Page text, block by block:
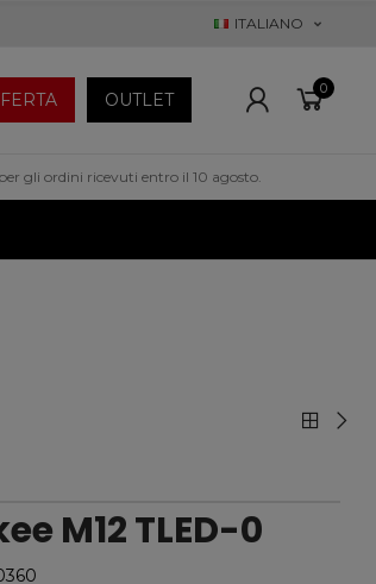
ITALIANO
OUTLET
0
gli ordini ricevuti entro il 10 agosto.
M12 TLED-0